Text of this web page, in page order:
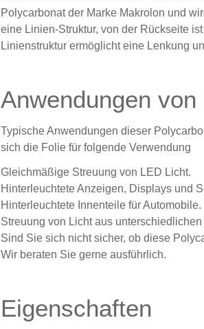
Polycarbonat der Marke Makrolon und
eine Linien-Struktur, von der Rückseite
Linienstruktur ermöglicht eine Lenkung
Anwendungen
Typische Anwendungen dieser
sich die Folie für folgende Verwendung
Gleichmäßige Streuung von LED Licht.
Hinterleuchtete Anzeigen, Displays und
Hinterleuchtete Innenteile für Automobile.
Streuung von Licht aus
Sind Sie sich nicht sicher, ob diese
Wir beraten Sie gerne ausführlich.
Eigenschaften